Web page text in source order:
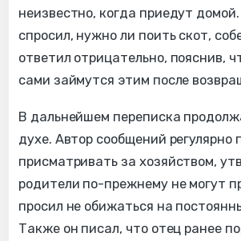
неизвестно, когда приедут
спросил, нужно ли поить скот,
ответил отрицательно, пояснив,
сами займутся этим после
В дальнейшем переписка
духе. Автор сообщений регулярно
присматривать за хозяйством,
родители по-прежнему не могут
просил не обижаться на
Также он писал, что отец ранее